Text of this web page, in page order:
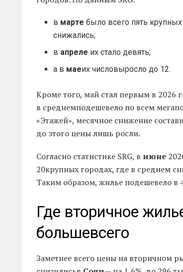
в мартебыло всего пять
снижались;
в апреле их стало девять;
а в маеих числовыросло до 12.
Кроме того, май стал первым в 2026
в среднемподешевело по всем
«Этажей», месячное снижение
до этого цены лишь росли.
Согласно статистике SRG, в июне
20крупных городах, где в среднем
Таким образом, жилье подешевело в
Где вторичное
большевсего
Заметнее всего цены на вторичном